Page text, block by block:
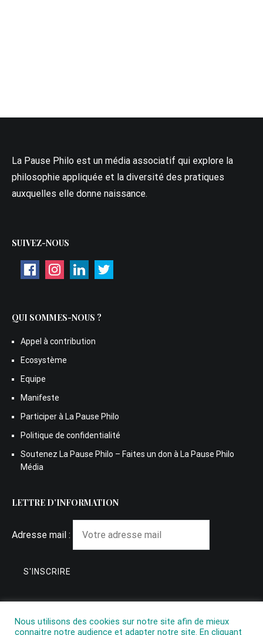
La Pause Philo est un média associatif qui explore la
philosophie appliquée et la diversité des pratiques
auxquelles elle donne naissance.
SUIVEZ-NOUS
QUI SOMMES-NOUS ?
Appel à contribution
Ecosystème
Equipe
Manifeste
Participer à La Pause Philo
Politique de confidentialité
Soutenez La Pause Philo – Faites un don à La Pause Philo
Média
LETTRE D’INFORMATION
Adresse mail :
Nous utilisons des cookies sur notre site afin de mieux
connaitre notre audience et adapter notre site. En cliquant